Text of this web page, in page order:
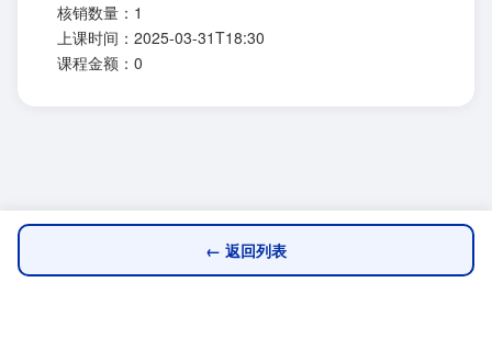
核销数量：1
上课时间：2025-03-31T18:30
课程金额：0
← 返回列表